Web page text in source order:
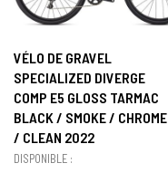
VÉLO DE GRAVEL
SPECIALIZED DIVERGE
COMP E5 GLOSS TARMAC
BLACK / SMOKE / CHROME
/ CLEAN 2022
DISPONIBLE :